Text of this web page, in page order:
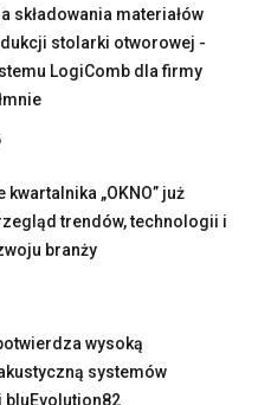
składowania materiałów
stolarki otworowej -
LogiComb dla firmy
kwartalnika „OKNO” już
trendów, technologii i
branży
wysoką
systemów
bluEvolution82